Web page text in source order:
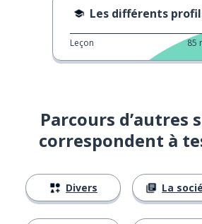
Les différents profils
Leçon 85
Parcours d’autres
correspondent à
Divers La